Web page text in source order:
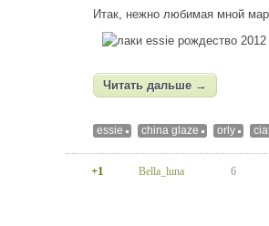
Итак, нежно любимая мной
Читать дальше →
essie china glaze orly
+1 Bella_luna 6